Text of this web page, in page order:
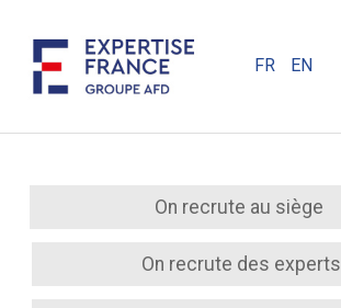
FR EN
On recrute au siège
On recrute des experts